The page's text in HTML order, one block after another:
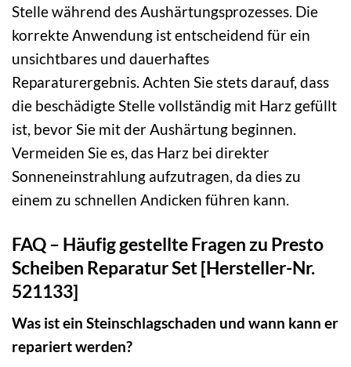
Stelle während des Aushärtungsprozesses. Die
korrekte Anwendung ist entscheidend für ein
unsichtbares und dauerhaftes
Reparaturergebnis. Achten Sie stets darauf, dass
die beschädigte Stelle vollständig mit Harz gefüllt
ist, bevor Sie mit der Aushärtung beginnen.
Vermeiden Sie es, das Harz bei direkter
Sonneneinstrahlung aufzutragen, da dies zu
einem zu schnellen Andicken führen kann.
FAQ – Häufig gestellte Fragen zu Presto
Scheiben Reparatur Set [Hersteller-Nr.
521133]
Was ist ein Steinschlagschaden und wann kann er
repariert werden?